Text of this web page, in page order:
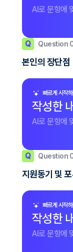
AI로 문항에
Q Question
본인의 장단점
빠르게 시작하
작성한
AI로 문항에
Q Question
지원동기 및
빠르게 시작하
작성한
AI로 문항에